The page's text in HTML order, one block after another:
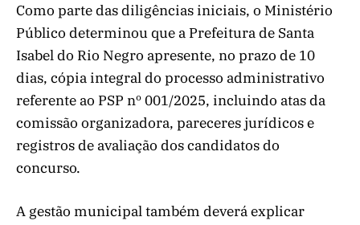
Como parte das diligências iniciais, o Ministério
Público determinou que a Prefeitura de Santa
Isabel do Rio Negro apresente, no prazo de 10
dias, cópia integral do processo administrativo
referente ao PSP nº 001/2025, incluindo atas da
comissão organizadora, pareceres jurídicos e
registros de avaliação dos candidatos do
concurso.
A gestão municipal também deverá explicar